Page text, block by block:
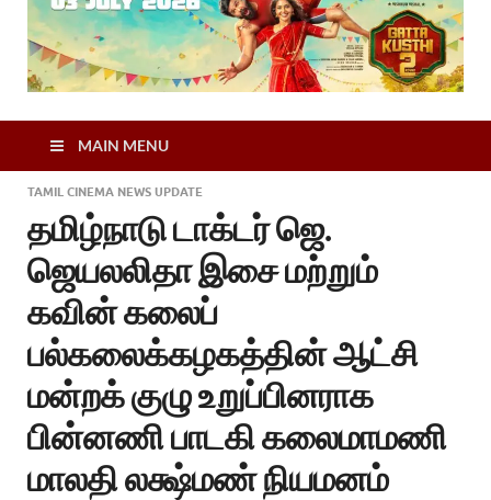
MAIN MENU
TAMIL CINEMA NEWS UPDATE
தமிழ்நாடு டாக்டர் ஜெ.
ஜெயலலிதா இசை மற்றும்
கவின் கலைப்
பல்கலைக்கழகத்தின் ஆட்சி
மன்றக் குழு உறுப்பினராக
பின்னணி பாடகி கலைமாமணி
மாலதி லக்ஷ்மண் நியமனம்